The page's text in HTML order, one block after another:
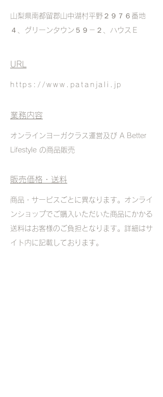
山梨県南都留郡山中湖村平野２９７６番地
４、グリーンタウン５９－２、ハウスＥ
URL
https://www.patanjali.jp
業務内容
オンラインヨーガクラス運営及び A Better
Lifestyle の商品販売
販売価格・送料
商品・サービスごとに異なります。オンライ
ンショップでご購入いただいた商品にかかる
送料はお客様のご負担となります。詳細はサ
イト内に記載しております。